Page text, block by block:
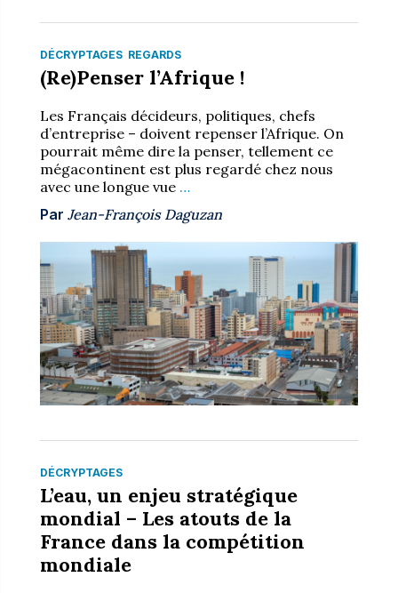
DÉCRYPTAGES REGARDS
(Re)Penser l’Afrique !
Les Français décideurs, politiques, chefs
d’entreprise – doivent repenser l’Afrique. On
pourrait même dire la penser, tellement ce
mégacontinent est plus regardé chez nous
avec une longue vue …
Par Jean-François Daguzan
DÉCRYPTAGES
L’eau, un enjeu stratégique
mondial – Les atouts de la
France dans la compétition
mondiale